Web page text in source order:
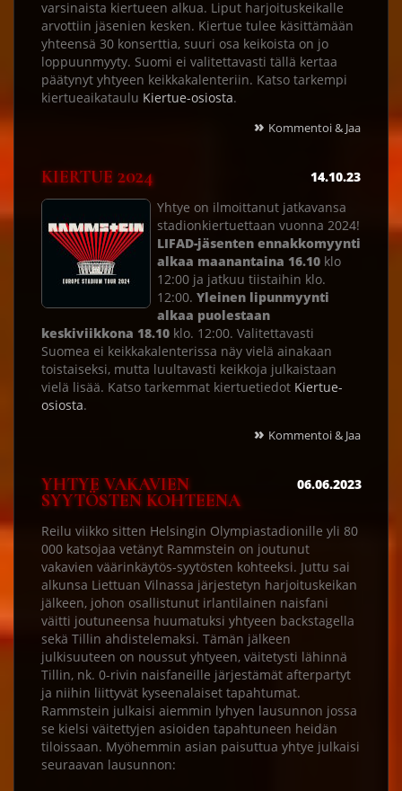
varsinaista kiertueen alkua. Liput harjoituskeikalle
arvottiin jäsenien kesken. Kiertue tulee käsittämään
yhteensä 30 konserttia, suuri osa keikoista on jo
loppuunmyyty. Suomi ei valitettavasti tällä kertaa
päätynyt yhtyeen keikkakalenteriin. Katso tarkempi
kiertueaikataulu Kiertue-osiosta.
» Kommentoi & Jaa
KIERTUE 2024
14.10.23
Yhtye on ilmoittanut jatkavansa
stadionkiertuettaan vuonna 2024!
LIFAD-jäsenten ennakkomyynti
alkaa maanantaina 16.10 klo
12:00 ja jatkuu tiistaihin klo.
12:00. Yleinen lipunmyynti
alkaa puolestaan
keskiviikkona 18.10 klo. 12:00. Valitettavasti
Suomea ei keikkakalenterissa näy vielä ainakaan
toistaiseksi, mutta luultavasti keikkoja julkaistaan
vielä lisää. Katso tarkemmat kiertuetiedot Kiertue-
osiosta.
» Kommentoi & Jaa
YHTYE VAKAVIEN
SYYTÖSTEN KOHTEENA
06.06.2023
Reilu viikko sitten Helsingin Olympiastadionille yli 80
000 katsojaa vetänyt Rammstein on joutunut
vakavien väärinkäytös-syytösten kohteeksi. Juttu sai
alkunsa Liettuan Vilnassa järjestetyn harjoituskeikan
jälkeen, johon osallistunut irlantilainen naisfani
väitti joutuneensa huumatuksi yhtyeen backstagella
sekä Tillin ahdistelemaksi. Tämän jälkeen
julkisuuteen on noussut yhtyeen, väitetysti lähinnä
Tillin, nk. 0-rivin naisfaneille järjestämät afterpartyt
ja niihin liittyvät kyseenalaiset tapahtumat.
Rammstein julkaisi aiemmin lyhyen lausunnon jossa
se kielsi väitettyjen asioiden tapahtuneen heidän
tiloissaan. Myöhemmin asian paisuttua yhtye julkaisi
seuraavan lausunnon: